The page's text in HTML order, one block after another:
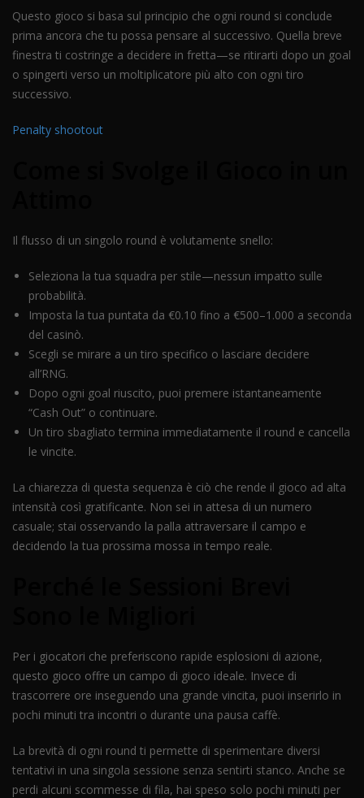
Questo gioco si basa sul principio che ogni round si conclude
prima ancora che tu possa pensare al successivo. Quella breve
finestra ti costringe a decidere in fretta—se ritirarti dopo un goal
o spingerti verso un moltiplicatore più alto con ogni tiro
successivo.
Penalty shootout
Il flusso di un singolo round è volutamente snello:
Seleziona la tua squadra per stile—nessun impatto sulle
probabilità.
Imposta la tua puntata da €0.10 fino a €500–1.000 a seconda
del casinò.
Scegli se mirare a un tiro specifico o lasciare decidere
all’RNG.
Dopo ogni goal riuscito, puoi premere istantaneamente
“Cash Out” o continuare.
Un tiro sbagliato termina immediatamente il round e cancella
le vincite.
La chiarezza di questa sequenza è ciò che rende il gioco ad alta
intensità così gratificante. Non sei in attesa di un numero
casuale; stai osservando la palla attraversare il campo e
decidendo la tua prossima mossa in tempo reale.
Per i giocatori che preferiscono rapide esplosioni di azione,
questo gioco offre un campo di gioco ideale. Invece di
trascorrere ore inseguendo una grande vincita, puoi inserirlo in
pochi minuti tra incontri o durante una pausa caffè.
La brevità di ogni round ti permette di sperimentare diversi
tentativi in una singola sessione senza sentirti stanco. Anche se
perdi alcuni scommesse di fila, hai speso solo pochi minuti per